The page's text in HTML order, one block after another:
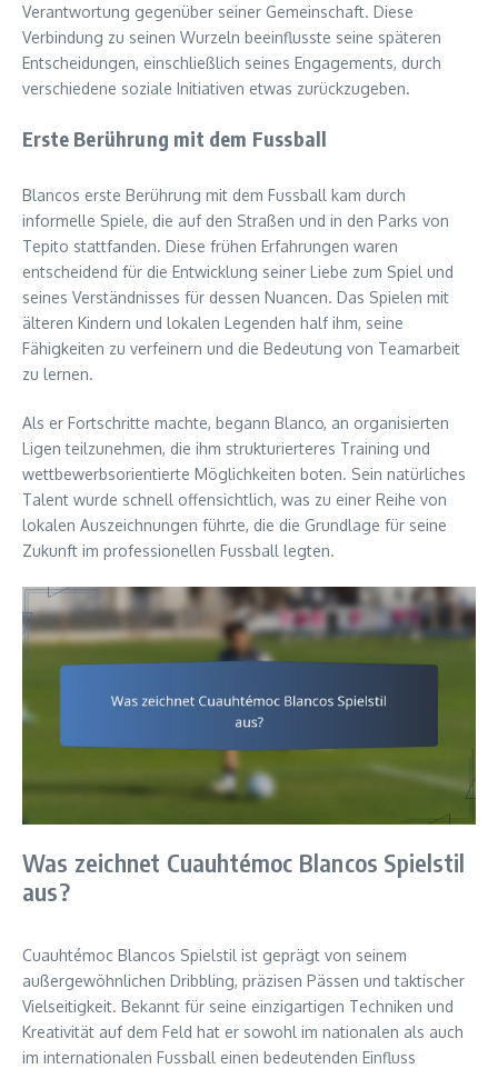
Verantwortung gegenüber seiner Gemeinschaft. Diese
Verbindung zu seinen Wurzeln beeinflusste seine späteren
Entscheidungen, einschließlich seines Engagements, durch
verschiedene soziale Initiativen etwas zurückzugeben.
Erste Berührung mit dem Fussball
Blancos erste Berührung mit dem Fussball kam durch
informelle Spiele, die auf den Straßen und in den Parks von
Tepito stattfanden. Diese frühen Erfahrungen waren
entscheidend für die Entwicklung seiner Liebe zum Spiel und
seines Verständnisses für dessen Nuancen. Das Spielen mit
älteren Kindern und lokalen Legenden half ihm, seine
Fähigkeiten zu verfeinern und die Bedeutung von Teamarbeit
zu lernen.
Als er Fortschritte machte, begann Blanco, an organisierten
Ligen teilzunehmen, die ihm strukturierteres Training und
wettbewerbsorientierte Möglichkeiten boten. Sein natürliches
Talent wurde schnell offensichtlich, was zu einer Reihe von
lokalen Auszeichnungen führte, die die Grundlage für seine
Zukunft im professionellen Fussball legten.
Was zeichnet Cuauhtémoc Blancos Spielstil
aus?
Cuauhtémoc Blancos Spielstil ist geprägt von seinem
außergewöhnlichen Dribbling, präzisen Pässen und taktischer
Vielseitigkeit. Bekannt für seine einzigartigen Techniken und
Kreativität auf dem Feld hat er sowohl im nationalen als auch
im internationalen Fussball einen bedeutenden Einfluss